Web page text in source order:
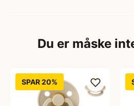
Du er måske
SPAR 20%